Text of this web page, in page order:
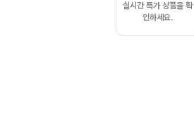
실시간 특가 상품을 확
인하세요.